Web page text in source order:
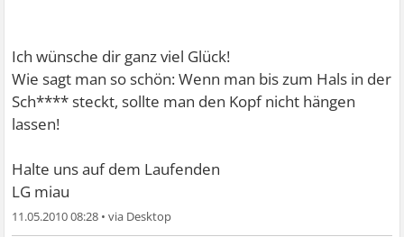
Ich wünsche dir ganz viel Glück!
Wie sagt man so schön: Wenn man bis zum Hals in der
Sch**** steckt, sollte man den Kopf nicht hängen
lassen!
Halte uns auf dem Laufenden
LG miau
11.05.2010 08:28 •